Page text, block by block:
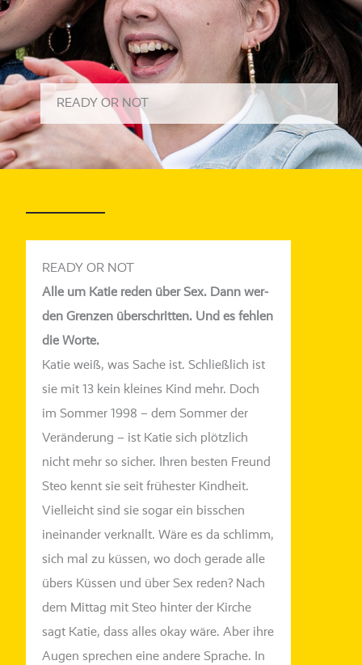
READY OR NOT
READY OR NOT
Alle um Katie reden über Sex. Dann wer­
den Grenzen über­schrit­ten. Und es feh­len
die Worte.
Katie weiß, was Sache ist. Schließlich ist
sie mit 13 kein klei­nes Kind mehr. Doch
im Sommer 1998 – dem Sommer der
Veränderung – ist Katie sich plötz­lich
nicht mehr so sicher. Ihren bes­ten Freund
Steo kennt sie seit frühes­ter Kindheit.
Vielleicht sind sie sogar ein biss­chen
inein­an­der ver­knallt. Wäre es da schlimm,
sich mal zu küs­sen, wo doch gerade alle
übers Küssen und über Sex reden? Nach
dem Mittag mit Steo hin­ter der Kirche
sagt Katie, dass alles okay wäre. Aber ihre
Augen spre­chen eine ande­re Sprache. In